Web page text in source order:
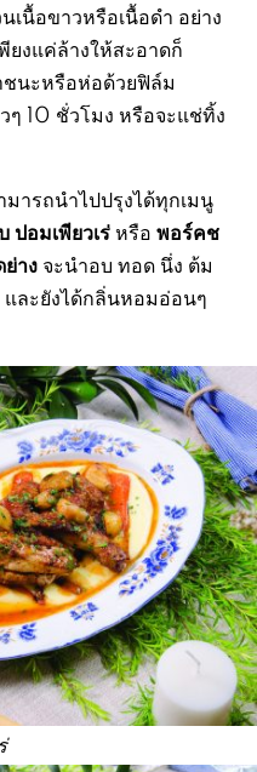
นื้อขาวหรือเนื้อดำ อย่าง
ยงแค่ล้างให้สะอาดก็
ชนะหรือห่อด้วยฟิล์ม
ๆ 10 ชั่วโมง หรือจะแช่ทิ้ง
ารถนำไปปรุงได้ทุกเมนู
ปอมเพียวเร่หรือ พอร์คช
าง จะนำอบ ทอด นึ่ง ต้ม
ละยังได้กลิ่นหอมอ่อนๆ